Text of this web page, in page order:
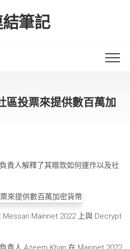
筆記
區投票來提供數百萬加
責人解釋了其贈款如何運作以及社
Messari Mainnet 2022 上與 Decrypt